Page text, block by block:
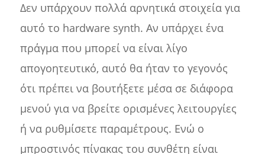
Δεν υπάρχουν πολλά αρνητικά στοιχεία για
αυτό το hardware synth. Αν υπάρχει ένα
πράγμα που μπορεί να είναι λίγο
απογοητευτικό, αυτό θα ήταν το γεγονός
ότι πρέπει να βουτήξετε μέσα σε διάφορα
μενού για να βρείτε ορισμένες λειτουργίες
ή να ρυθμίσετε παραμέτρους. Ενώ ο
μπροστινός πίνακας του συνθέτη είναι